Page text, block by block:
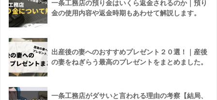
一条工務店の預り金はいくら返金されるのか｜預り
金の使用内容や返金時期もあわせて解説します。
出産後の妻へのおすすめプレゼント２０選！｜産後
の妻をねぎらう最高のプレゼントをまとめました。
一条工務店がダサいと言われる理由の考察【結局、